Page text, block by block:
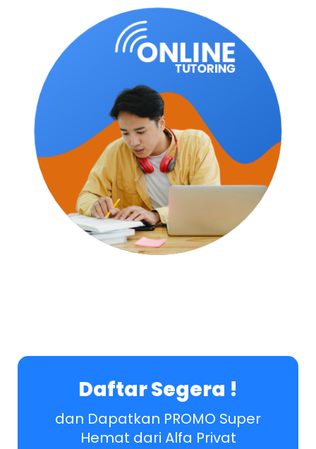
Daftar Segera !
dan Dapatkan PROMO Super
Hemat dari Alfa Privat